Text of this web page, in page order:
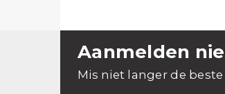
Aanmelden
Mis niet langer de